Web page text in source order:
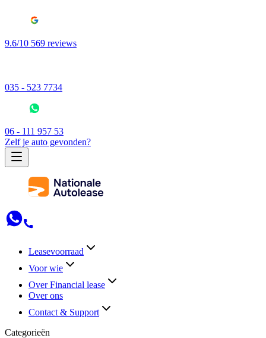
9.6/10 569 reviews
035 - 523 7734
06 - 111 957 53
Zelf je auto gevonden?
Leasevoorraad
Voor wie
Over Financial lease
Over ons
Contact & Support
Categorieën